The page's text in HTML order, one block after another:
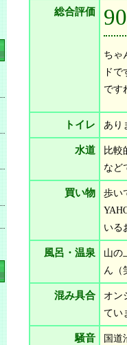
総合評価
ちゃ
ド
です
トイレ あり
水道
比較
など
買い物
歩い
いる
風呂・温泉
山の
ん（
混み具合
オン
てい
騒音
国道